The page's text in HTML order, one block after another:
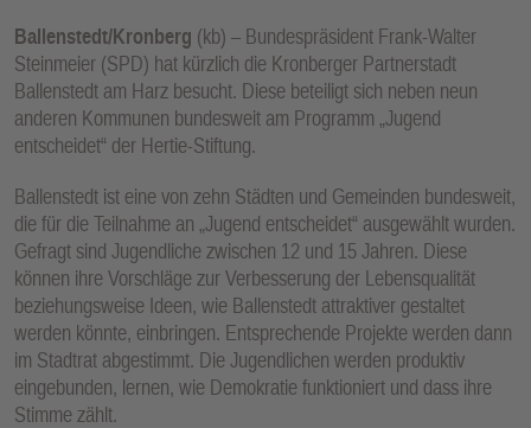
Ballenstedt/Kronberg (kb) – Bundespräsident Frank-Walter
Steinmeier (SPD) hat kürzlich die Kronberger Partnerstadt
Ballenstedt am Harz besucht. Diese beteiligt sich neben neun
anderen Kommunen bundesweit am Programm „Jugend
entscheidet“ der Hertie-Stiftung.
Ballenstedt ist eine von zehn Städten und Gemeinden bundesweit,
die für die Teilnahme an „Jugend entscheidet“ ausgewählt wurden.
Gefragt sind Jugendliche zwischen 12 und 15 Jahren. Diese
können ihre Vorschläge zur Verbesserung der Lebensqualität
beziehungsweise Ideen, wie Ballenstedt attraktiver gestaltet
werden könnte, einbringen. Entsprechende Projekte werden dann
im Stadtrat abgestimmt. Die Jugendlichen werden produktiv
eingebunden, lernen, wie Demokratie funktioniert und dass ihre
Stimme zählt.